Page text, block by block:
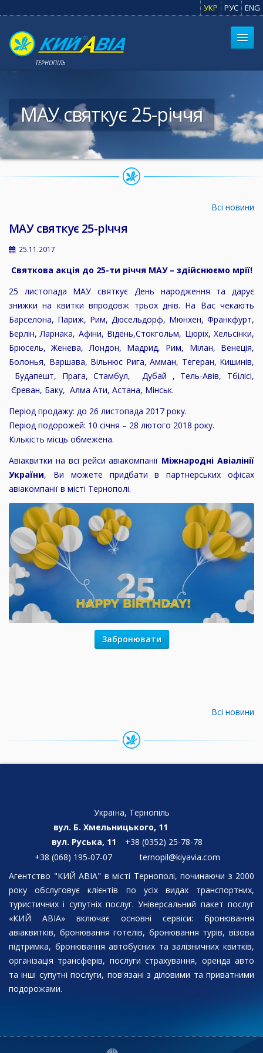
УКР РУС ENG
ТЕРНОПІЛЬ
МАУ святкує 25-річчя
Всі новини
МАУ святкує 25-річчя
25.11.2017
Святкова акція до 25-ти річчя МАУ – здійснюємо мрії!
25 листопада МАУ святкує День народження та дарує
знижки на квитки впродовж трьох днів. На Вас чекають
Барселона, Париж, Рим, Дюсельдорф, Мюнхен, Франкфурт,
Берлін, Ларнака, Афіни, Відень,Стокгольм, Цюріх, Хельсінки,
Брюсель, Женева, Лондон, Мадрид, Рим, Мілан, Венеція,
Болонья, Варшава, Вільнюс Рига, Амман, Тегеран, Кишинів,
Будапешт, Прага, Стамбул, Дубай , Тель-Авів, Тбілісі,
Єреван, Баку, Алма Ати, Астана, Мінськ.
Період продажу: до 26 листопада 2017 року.
Період подорожей: 10 січня – 28 лютого 2018 року.
Кількість місць обмежена.​
Авіаквитки на всі рейси авіакомпанії Міжнародні Авіалінії
України, Ви можете придбати в партнерських офісах
авіакомпанії в місті Тернополі.
Забронювати
Всі новини
Україна, Тернопіль
вул. Б. Хмельницького, 11
вул. Руська, 11
+38 (0352) 25-78-78
+38 (068) 195-07-07
ternopil@kiyavia.com
Агентство "КИЙ АВІА" в місті Тернополі, починаючи з 2000
року обслуговує клієнтів по усіх видах транспортних,
туристичних і супутніх послуг. Універсальний пакет послуг
«КИЙ АВІА» включає основні сервіси: бронювання
авіаквитків, бронювання готелів, бронювання турів, візова
підтримка, бронювання автобусних та залізничних квитків,
організація трансферів, послуги страхування, оренда авто
та інші супутні послуги, пов'язані з діловими та приватними
подорожами.